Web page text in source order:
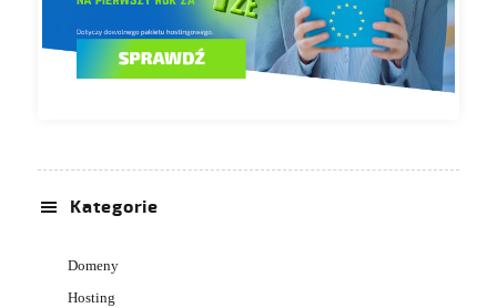
Kategorie
Domeny
Hosting